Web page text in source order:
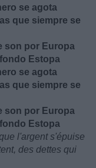
se agota
que siempre se
son por Europa
Estopa
se agota
que siempre se
son por Europa
Estopa
l'argent s'épuise
des dettes qui